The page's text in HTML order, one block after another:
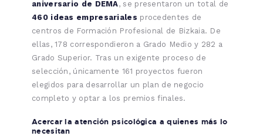
aniversario de DEMA, se presentaron un total de
460 ideas empresariales procedentes de
centros de Formación Profesional de Bizkaia. De
ellas, 178 correspondieron a Grado Medio y 282 a
Grado Superior. Tras un exigente proceso de
selección, únicamente 161 proyectos fueron
elegidos para desarrollar un plan de negocio
completo y optar a los premios finales.
Acercar la atención psicológica a quienes más lo
necesitan